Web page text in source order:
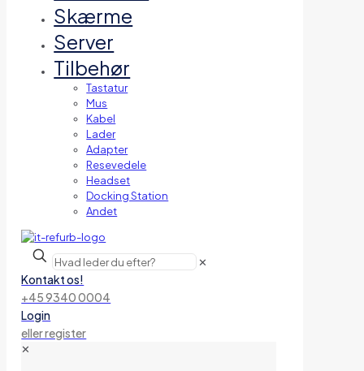
Skærme
Server
Tilbehør
Tastatur
Mus
Kabel
Lader
Adapter
Resevedele
Headset
Docking Station
Andet
✕
Kontakt os!
+45 9340 0004
Login
eller register
✕